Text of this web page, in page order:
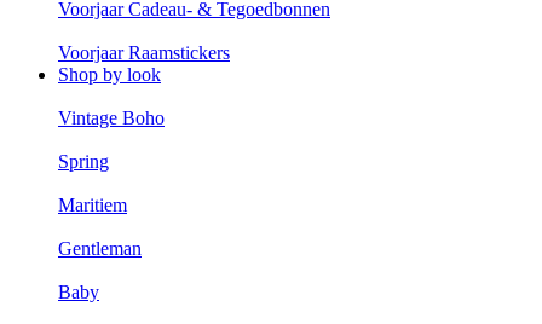
Voorjaar Cadeau- & Tegoedbonnen
Voorjaar Raamstickers
Shop by look
Vintage Boho
Spring
Maritiem
Gentleman
Baby